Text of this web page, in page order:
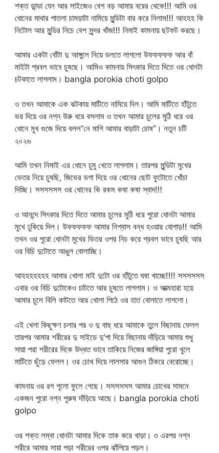
শক্ত ডান্ডা যেন আর সাইজেও বেশ বড় আমার বরের থেকে!!! আমি ওর
ধোনের মাথার পাতলা চামড়াটা নামিয়ে মুন্ডিটা বার করে নিলাম!!! আহহহ কি
নিটোল আর মুন্ডির নিচে বেশ সুন্দর খাঁজ!!! নিমাই কামনায় ছটফট করছে।
আমার একটা বোঁটা দু আঙ্গুলে নিয়ে ডলতে লাগলো উফফফফফ আর বাঁ
মাইটা প্রবল ভাবে চুষছে। আমিও কামনায় সিৎকার দিতে দিতে ওর ধোনটা
চটকাতে লাগলাম। bangla porokia choti golpo
ও তখন আমাকে এক ঝটকায় মাটিতে নামিয়ে দিল। আমি মাটিতে হাঁটুতে
ভর দিয়ে ওর নগ্ন উরু ধরে বসলাম ও তখন আমার চুলের মুঠি ধরে ওর
ধোনে মুখ গুজে দিয়ে বলল”নে মাগি আমার বাড়াটা চোষ”। নতুন চটি
২০২৬
আমি তখন নিমাই এর ধোনে চুমু খেতে লাগলাম। তারপর মুন্ডিটা মুখের
ভেতর নিয়ে চুষছি, জিভের ডগা দিয়ে ওর ধোনের ছোট ফুটোতে খোঁচা
দিচ্ছি। সসসসসস ওর ধোনের কি রকম কষা কষা স্বাদ!!!
ও আনন্দে সিৎকার দিতে দিতে আমার চুলের মুঠি ধরে পুরো ধোনটা আমার
মুখে ঢুকিয়ে দিল। উফফফফফ আমার নিশ্বাস বন্ধ হওয়ার যোগাড়!! আমি
তখন ওর পুরো ধোনটা মুখের ভিতর ওপর নিচ করে প্রবল ভাবে চুষছি আর
ওর বিচি দুটোতে আঙুল বোলাচ্ছি।
আহহহহহহহ আমার খোলা মাই দুটো ওর হাঁটুতে ঘষা খাচ্ছে!!!! সসসসসস
এবার ওর বিচি দুটোকেও চাটতে আর চুষতে লাগলাম। ও আত্মহারা হয়ে
আমার চুলে বিলি কাটতে আর খোলা পিঠে ওর হাত বোলাতে লাগলো।
এই খেলা কিছুক্ষণ চলার পর ও দু বাহু ধরে আমাকে তুলে বিছানায় ফেলল
তারপর আমার শরীরের দু সাইডে দু’পা দিয়ে বিছানায় দাঁড়িয়ে আমার শুধু
সায়া পরা শরীরের দিকে উদ্ধত ভাবে তাকিয়ে নিজের জাঙ্গিয়া পুরো খুলে
মাটিতে ছুঁড়ে ফেলল। ওর চোখ দিয়ে লালসার আগুন ঠিকরে বেরোচ্ছে।
কামনায় ওর রগ গূলো ফুলে গেছে। সসসসসস আমার চোখের সামনে
একজন পুরো নগ্ন পুরুষ দাঁড়িয়ে আছে। bangla porokia choti
golpo
ওর শক্ত লম্বা ধোনটা আমার দিকে তাক করে খাড়া। ও এরপর নগ্ন
শরীরে আমার সায়া পড়া শরীরের ওপর ঝাঁপিয়ে পড়ল।